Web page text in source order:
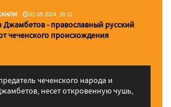
02.09.2024, 19:12
Джамбетов - православный русский
чеченского происхождения
чеченского народа и
несет откровенную чушь,